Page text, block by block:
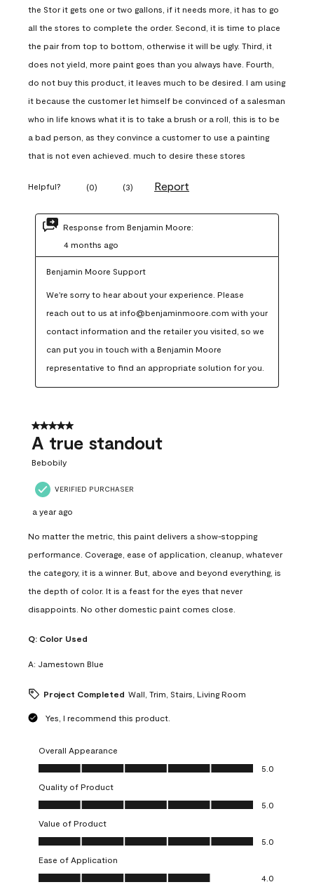
the Stor it gets one or two gallons, if it needs more, it has to go
all the stores to complete the order. Second, it is time to place
the pair from top to bottom, otherwise it will be ugly. Third, it
does not yield, more paint goes than you always have. Fourth,
do not buy this product, it leaves much to be desired. I am using
it because the customer let himself be convinced of a salesman
who in life knows what it is to take a brush or a roll, this is to be
a bad person, as they convince a customer to use a painting
that is not even achieved. much to desire these stores
Helpful? (0) (3) Report
Response from Benjamin Moore:
4 months ago
Benjamin Moore Support
We're sorry to hear about your experience. Please
reach out to us at info@benjaminmoore.com with your
contact information and the retailer you visited, so we
can put you in touch with a Benjamin Moore
representative to find an appropriate solution for you.
5 out of 5 stars.
A true standout
Bebobily
VERIFIED PURCHASER
a year ago
No matter the metric, this paint delivers a show-stopping
performance. Coverage, ease of application, cleanup, whatever
the category, it is a winner. But, above and beyond everything, is
the depth of color. It is a feast for the eyes that never
disappoints. No other domestic paint comes close.
Q: Color Used
A: Jamestown Blue
Project Completed Wall, Trim, Stairs, Living Room
Yes, I recommend this product.
Overall Appearance
Overall Appearance, 5.0 out of 5
5.0
Quality of Product
Quality of Product, 5.0 out of 5
5.0
Value of Product
Value of Product, 5.0 out of 5
5.0
Ease of Application
Ease of Application, 4.0 out of 5
4.0